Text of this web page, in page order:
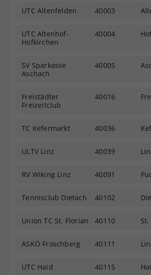
UTC Altenfelden 40003
UTC Altenhof-
Hofkirchen
40004
SV Sparkasse
Aschach
40005
Freistädter
Freizeitclub
40016
TC Kefermarkt 40036
ULTV Linz 40039
RV Wiking Linz 40091
Tennisclub Dietach 40102
Union TC St. Florian 40110
ASKÖ Froschberg 40111
UTC Haid 40115
Zweck
Dieser Wert speichert
zufällig generierte ID,
Webseiten-Betreiber